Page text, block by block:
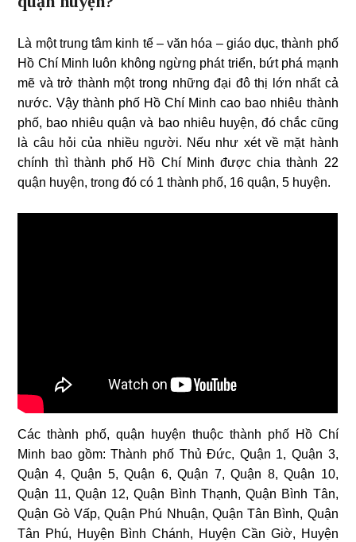
Là một trung tâm kinh tế – văn hóa – giáo dục, thành phố
Hồ Chí Minh luôn không ngừng phát triển, bứt phá mạnh
mẽ và trở thành một trong những đại đô thị lớn nhất cả
nước. Vậy thành phố Hồ Chí Minh cao bao nhiêu thành
phố, bao nhiêu quận và bao nhiêu huyện, đó chắc cũng
là câu hỏi của nhiều người. Nếu như xét về mặt hành
chính thì thành phố Hồ Chí Minh được chia thành 22
quận huyện, trong đó có 1 thành phố, 16 quận, 5 huyện.
Các thành phố, quận huyện thuộc thành phố Hồ Chí
Minh bao gồm: Thành phố Thủ Đức, Quận 1, Quận 3,
Quận 4, Quận 5, Quận 6, Quận 7, Quận 8, Quận 10,
Quận 11, Quận 12, Quận Bình Thạnh, Quận Bình Tân,
Quận Gò Vấp, Quận Phú Nhuận, Quận Tân Bình, Quận
Tân Phú, Huyện Bình Chánh, Huyện Cần Giờ, Huyện